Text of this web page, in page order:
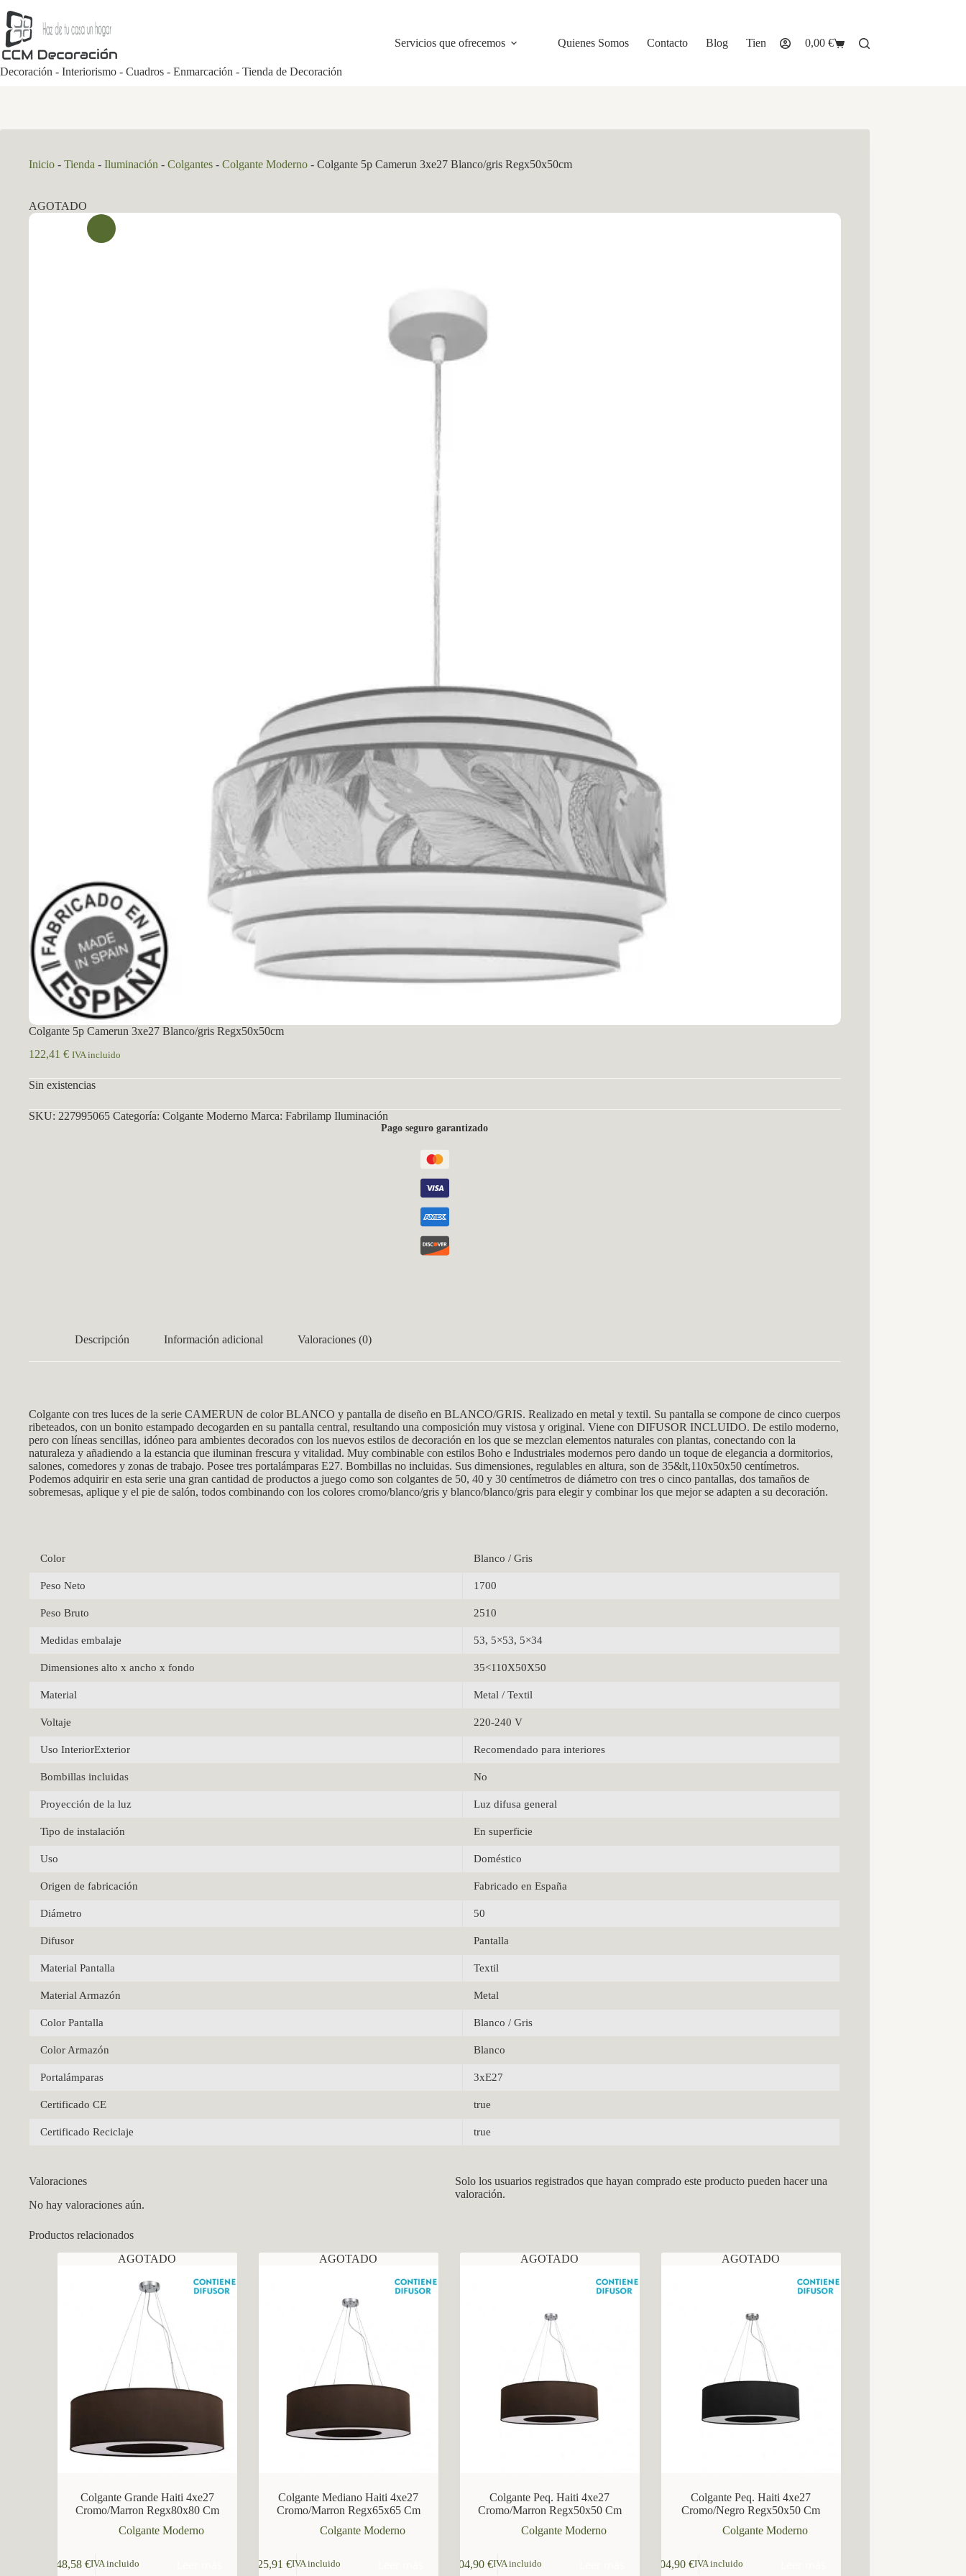
al
contenido
Decoración - Interiorismo - Cuadros - Enmarcación - Tienda de Decoración
Servicios que ofrecemos Quienes Somos Contacto Blog Tienda
Carro
0,00 €
Inicio - Tienda - Iluminación - Colgantes - Colgante Moderno - Colgante 5p Camerun 3xe27 Blanco/gris Regx50x50cm
AGOTADO
Colgante 5p Camerun 3xe27 Blanco/gris Regx50x50cm
122,41 € IVA incluido
Sin existencias
SKU: 227995065 Categoría: Colgante Moderno Marca: Fabrilamp Iluminación
Pago seguro garantizado
Descripción Información adicional Valoraciones (0)
Colgante con tres luces de la serie CAMERUN de color BLANCO y pantalla de diseño en BLANCO/GRIS. Realizado en metal y textil. Su pantalla se compone de cinco cuerpos
ribeteados, con un bonito estampado decogarden en su pantalla central, resultando una composición muy vistosa y original. Viene con DIFUSOR INCLUIDO. De estilo moderno,
pero con líneas sencillas, idóneo para ambientes decorados con los nuevos estilos de decoración en los que se mezclan elementos naturales con plantas, conectando con la
naturaleza y añadiendo a la estancia que iluminan frescura y vitalidad. Muy combinable con estilos Boho e Industriales modernos pero dando un toque de elegancia a dormitorios,
salones, comedores y zonas de trabajo. Posee tres portalámparas E27. Bombillas no incluidas. Sus dimensiones, regulables en altura, son de 35&lt,110x50x50 centímetros.
Podemos adquirir en esta serie una gran cantidad de productos a juego como son colgantes de 50, 40 y 30 centímetros de diámetro con tres o cinco pantallas, dos tamaños de
sobremesas, aplique y el pie de salón, todos combinando con los colores cromo/blanco/gris y blanco/blanco/gris para elegir y combinar los que mejor se adapten a su decoración.
Color Blanco / Gris
Peso Neto 1700
Peso Bruto 2510
Medidas embalaje 53, 5×53, 5×34
Dimensiones alto x ancho x fondo 35<110X50X50
Material Metal / Textil
Voltaje 220-240 V
Uso InteriorExterior Recomendado para interiores
Bombillas incluidas No
Proyección de la luz Luz difusa general
Tipo de instalación En superficie
Uso Doméstico
Origen de fabricación Fabricado en España
Diámetro 50
Difusor Pantalla
Material Pantalla Textil
Material Armazón Metal
Color Pantalla Blanco / Gris
Color Armazón Blanco
Portalámparas 3xE27
Certificado CE true
Certificado Reciclaje true
Valoraciones
No hay valoraciones aún.
Solo los usuarios registrados que hayan comprado este producto pueden hacer una
valoración.
Productos relacionados
AGOTADO
Colgante Grande Haiti 4xe27
Cromo/Marron Regx80x80 Cm
Colgante Moderno
148,58€IVA incluido
AGOTADO
Colgante Mediano Haiti 4xe27
Cromo/Marron Regx65x65 Cm
Colgante Moderno
125,91€IVA incluido
AGOTADO
Colgante Peq. Haiti 4xe27
Cromo/Marron Regx50x50 Cm
Colgante Moderno
104,90€IVA incluido
AGOTADO
Colgante Peq. Haiti 4xe27
Cromo/Negro Regx50x50 Cm
Colgante Moderno
104,90€IVA incluido
CCM Decoración
Asistente virtual · En línea